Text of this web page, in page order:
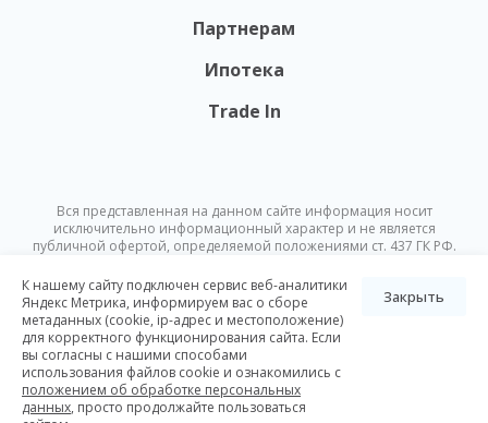
Партнерам
Ипотека
Trade In
Вся представленная на данном сайте информация носит
исключительно информационный характер и не является
публичной офертой, определяемой положениями ст. 437 ГК РФ.
изменена в любое время без предварительного уведомления.
© Nikoliers 2026
Положение об обработке персональных данных
Разработка Pictus
К нашему сайту подключен сервис веб-аналитики
Яндекс Метрика, информируем вас о сборе
метаданных (cookie, ip-адрес и местоположение)
для корректного функционирования сайта. Если
вы согласны с нашими способами
использования файлов cookie и ознакомились с
положением об обработке персональных
данных, просто продолжайте пользоваться
Закрыть